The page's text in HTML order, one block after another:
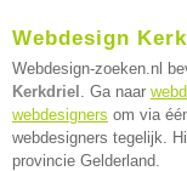
Webdesign
Webdesign-zoeken.nl
Kerkdriel . Ga naar
webdesigners om via
webdesigners tegelijk.
provincie Gelderland.